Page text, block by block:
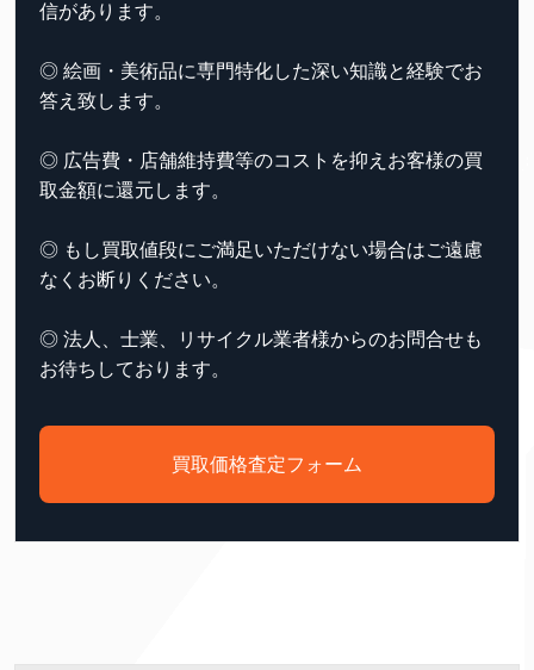
信があります。
◎ 絵画・美術品に専門特化した深い知識と経験でお
答え致します。
◎ 広告費・店舗維持費等のコストを抑えお客様の買
取金額に還元します。
◎ もし買取値段にご満足いただけない場合はご遠慮
なくお断りください。
◎ 法人、士業、リサイクル業者様からのお問合せも
お待ちしております。
買取価格査定フォーム